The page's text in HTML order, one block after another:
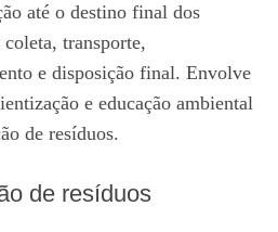
até o destino final dos
coleta, transporte,
e disposição final. Envolve
e educação ambiental
de resíduos.
de resíduos